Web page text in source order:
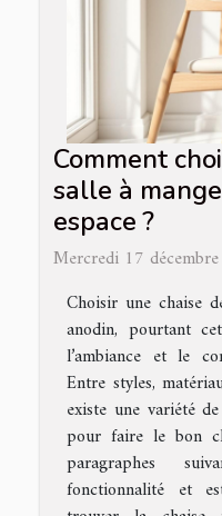
Comment
salle à
espace ?
Mercredi 17
Choisir une chaise
anodin, pourtant
l’ambiance et le
Entre styles,
existe une variété
pour faire le bon
paragraphes
fonctionnalité et